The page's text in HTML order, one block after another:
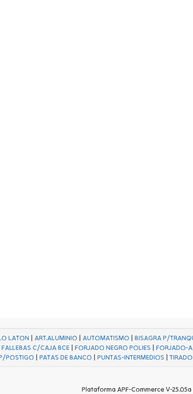
LATON | ART.ALUMINIO | AUTOMATISMO | BISAGRA P/
FALLEBAS C/CAJA BCE |FORJADO NEGRO POLIES |FORJADO-
POSTIGO | PATAS DE BANCO | PUNTAS-INTERMEDIOS |
Plataforma APF-Commerce V-25.05a